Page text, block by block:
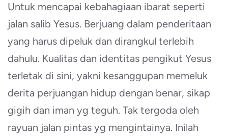
Untuk mencapai kebahagiaan ibarat seperti
jalan salib Yesus. Berjuang dalam penderitaan
yang harus dipeluk dan dirangkul terlebih
dahulu. Kualitas dan identitas pengikut Yesus
terletak di sini, yakni kesanggupan memeluk
derita perjuangan hidup dengan benar, sikap
gigih dan iman yg teguh. Tak tergoda oleh
rayuan jalan pintas yg mengintainya. Inilah